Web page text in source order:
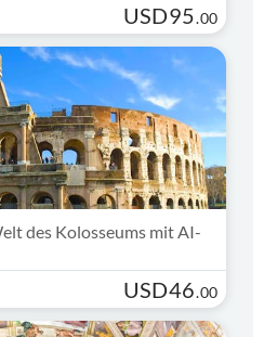
USD95.00
des Kolosseums mit AI-
USD46.00